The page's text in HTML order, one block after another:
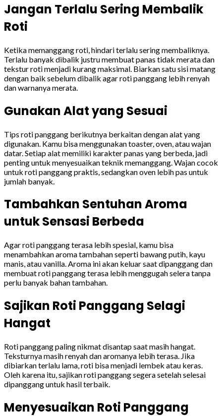
Jangan Terlalu Sering Membalik
Roti
Ketika memanggang roti, hindari terlalu sering membaliknya.
Terlalu banyak dibalik justru membuat panas tidak merata dan
tekstur roti menjadi kurang maksimal. Biarkan satu sisi matang
dengan baik sebelum dibalik agar roti panggang lebih renyah
dan warnanya merata.
Gunakan Alat yang Sesuai
Tips roti panggang berikutnya berkaitan dengan alat yang
digunakan. Kamu bisa menggunakan toaster, oven, atau wajan
datar. Setiap alat memiliki karakter panas yang berbeda, jadi
penting untuk menyesuaikan teknik memanggang. Wajan cocok
untuk roti panggang praktis, sedangkan oven lebih pas untuk
jumlah banyak.
Tambahkan Sentuhan Aroma
untuk Sensasi Berbeda
Agar roti panggang terasa lebih spesial, kamu bisa
menambahkan aroma tambahan seperti bawang putih, kayu
manis, atau vanilla. Aroma ini akan keluar saat dipanggang dan
membuat roti panggang terasa lebih menggugah selera tanpa
perlu banyak bahan tambahan.
Sajikan Roti Panggang Selagi
Hangat
Roti panggang paling nikmat disantap saat masih hangat.
Teksturnya masih renyah dan aromanya lebih terasa. Jika
dibiarkan terlalu lama, roti bisa menjadi lembek atau keras.
Oleh karena itu, sajikan roti panggang segera setelah selesai
dipanggang untuk hasil terbaik.
Menyesuaikan Roti Panggang